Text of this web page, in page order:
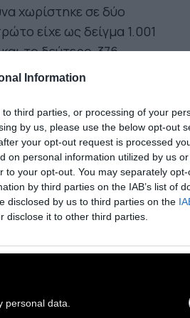
Information
third parties, or processing of your
by us, please use the below opt-out
your opt-out request is processed
on personal information utilized by us
to your opt-out. You may separately
by third parties on the IAB’s list of
disclosed by us to third parties on the
disclose it to other third parties.
personal data.
χωρίστηκε σε δύο
είχε ως δείγμα 1.001
το δεύτερο, 376
της εστίασης και του
προ της
της έρευνας στο
1.001 γυναικών που
στην εργασία. Μία
θύμα απόπειρας
θύμα σεξουαλικού